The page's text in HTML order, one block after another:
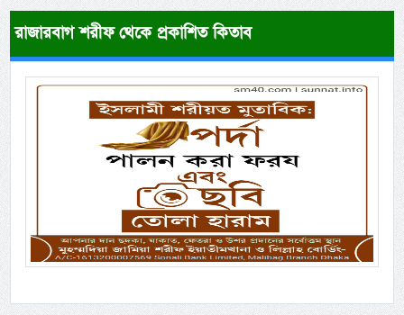
রাজারবাগ শরীফ থেকে প্রকাশিত কিতাব